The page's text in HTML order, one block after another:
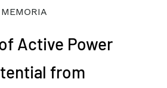
Active Power
from